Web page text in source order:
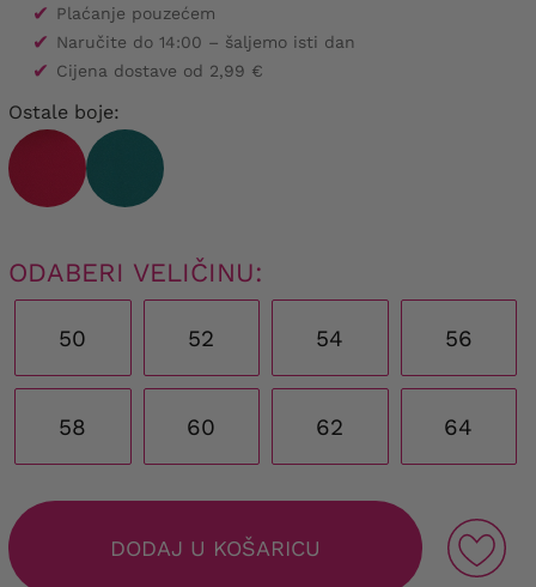
✔ Plaćanje pouzećem
✔ Naručite do 14:00 – šaljemo isti dan
✔ Cijena dostave od 2,99 €
Ostale boje:
ODABERI VELIČINU:
50 52 54 56
58 60 62 64
DODAJ U KOŠARICU